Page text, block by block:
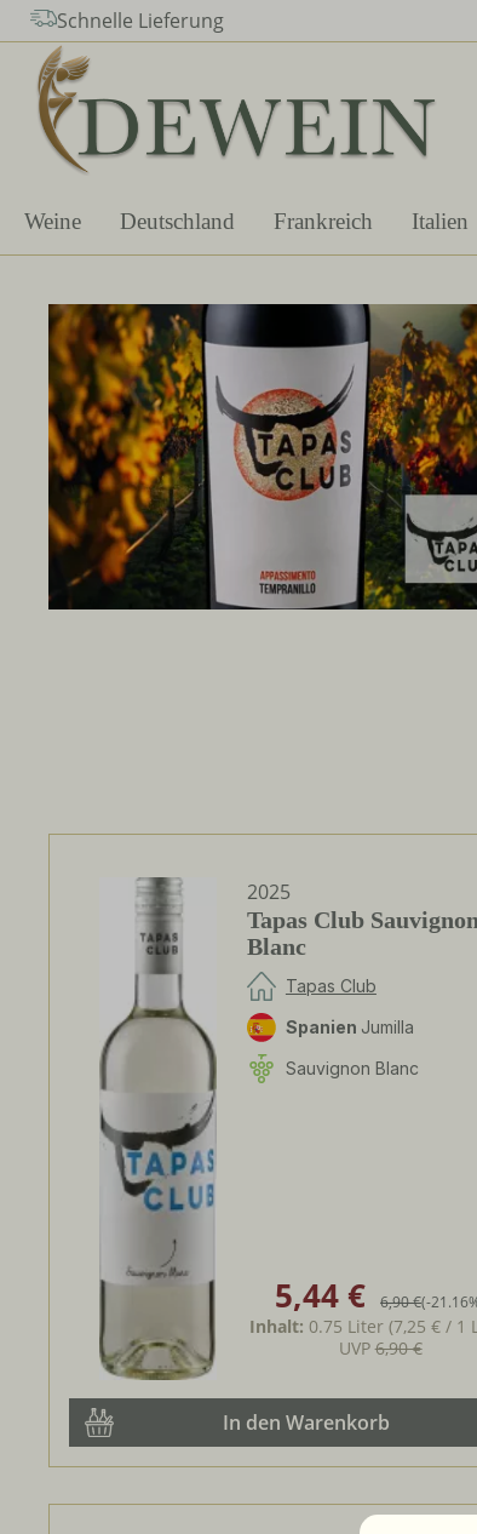
Hauptinhalt springen
Zur Suche springen
Zur Hauptnavigation springen
Schnelle Lieferung
Weine Deutschland Frankreich Italien
2025
Tapas Club Sauvignon
Blanc
Tapas Club
Spanien Jumilla
Sauvignon Blanc
Verkaufspreis:
5,44 € Regulärer
6,90 €(-
Inhalt: 0.75 Liter (7,25 € / 1
UVP6,90 €
In den Warenkorb